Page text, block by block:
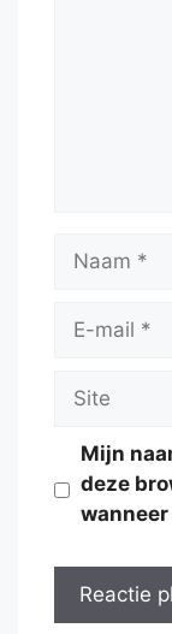
Naam
Site
Mijn
deze